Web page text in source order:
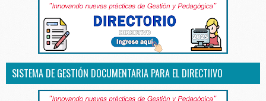
SISTEMA DE GESTIÓN DOCUMENTARIA PARA EL DIRECTIIVO